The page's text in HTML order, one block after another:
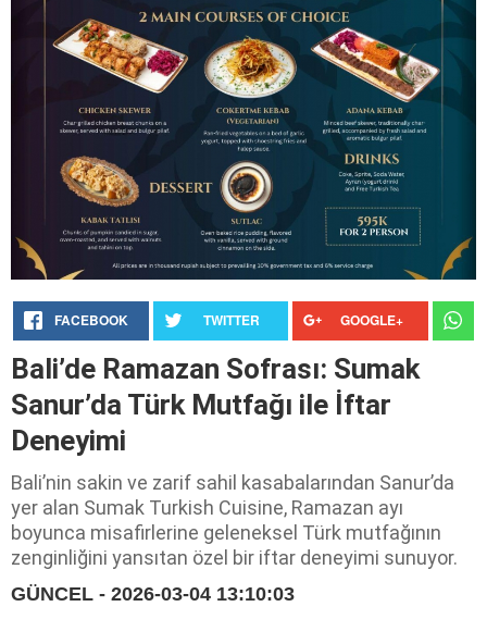
FACEBOOK TWITTER GOOGLE+
Bali’de Ramazan Sofrası: Sumak
Sanur’da Türk Mutfağı ile İftar
Deneyimi
Bali’nin sakin ve zarif sahil kasabalarından Sanur’da
yer alan Sumak Turkish Cuisine, Ramazan ayı
boyunca misafirlerine geleneksel Türk mutfağının
zenginliğini yansıtan özel bir iftar deneyimi sunuyor.
GÜNCEL - 2026-03-04 13:10:03